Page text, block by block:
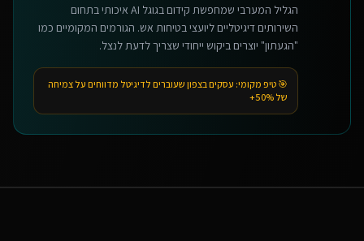
הגליל המערבי שמחפשת קידום בגוגל AI איכותי בתחום
השירותים דיגיטליים ליועצי בטיחות אש. הגורמים המקומיים כמו
"הגעתון" יוצרים ביקוש ייחודי שצריך לדעת לנצל.
🎯 טיפ מקומי: עסקים בצפון שעוברים לדיגיטל מדווחים על צמיחה
של 50%+